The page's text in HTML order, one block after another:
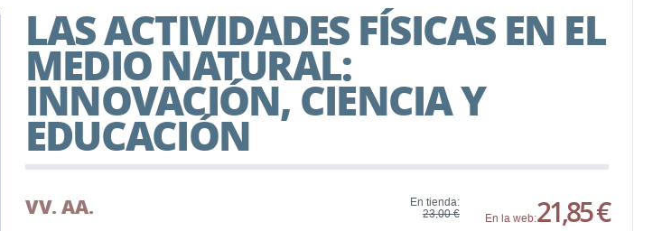
LAS ACTIVIDADES FÍSICAS EN EL
MEDIO NATURAL:
INNOVACIÓN, CIENCIA Y
EDUCACIÓN
VV. AA.
En tienda:
23,00 €
En la web:21,85 €